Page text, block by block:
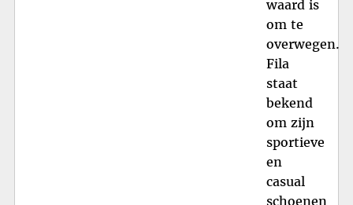
waard is
om te
overwegen.
Fila
staat
bekend
om zijn
sportieve
en
casual
schoenen